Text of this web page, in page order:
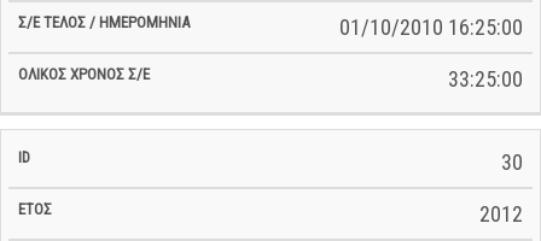
01/10/2010 16:25:00
33:25:00
30
2012